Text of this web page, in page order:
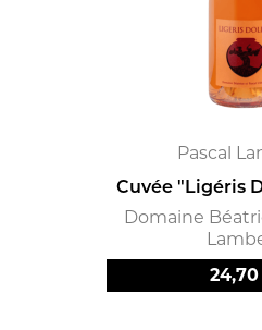
Pascal
Cuvée "Ligéris
Domaine
Prix